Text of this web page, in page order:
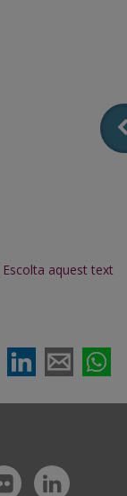
Escolta aquest text
Flickr